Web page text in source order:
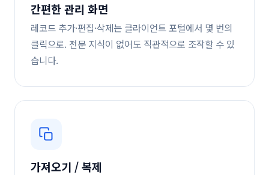
간편한 관리 화면
레코드 추가·편집·삭제는 클라이언트 포털에서 몇 번의
클릭으로. 전문 지식이 없어도 직관적으로 조작할 수 있
습니다.
가져오기 / 복제